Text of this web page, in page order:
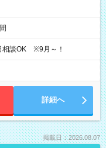
談OK ※9月～！
詳細へ
掲載日：2026.08.07